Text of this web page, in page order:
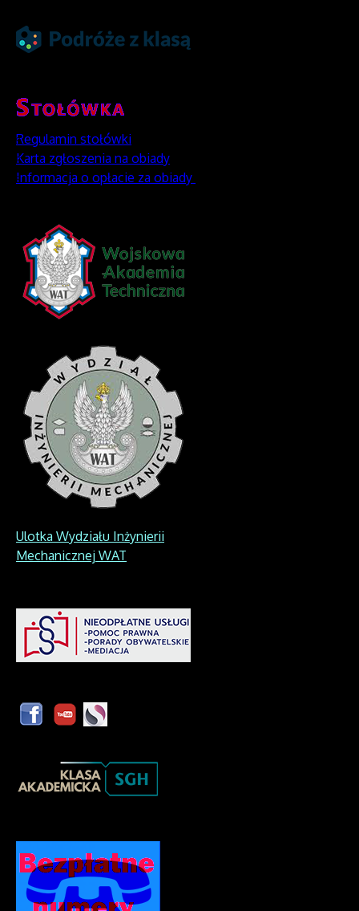
Regulamin stołówki
Karta zgłoszenia na obiady
Informacja o opłacie za obiady
Ulotka Wydziału Inżynierii
Mechanicznej WAT